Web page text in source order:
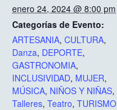
enero 24, 2024 @ 8:00 pm
Categorías de Evento:
ARTESANIA, CULTURA,
Danza, DEPORTE,
GASTRONOMIA,
INCLUSIVIDAD, MUJER,
MÚSICA, NIÑOS Y NIÑAS,
Talleres, Teatro, TURISMO